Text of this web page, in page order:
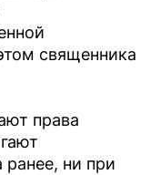
священника
права
ни при